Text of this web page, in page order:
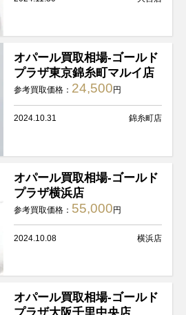
オパール買取相場-ゴールド
プラザ東京錦糸町マルイ店
参考買取価格： 24,500 円
2024.10.31 錦糸町店
オパール買取相場-ゴールド
プラザ横浜店
参考買取価格： 55,000円
2024.10.08 横浜店
オパール買取相場-ゴールド
プラザ大阪千里中央店